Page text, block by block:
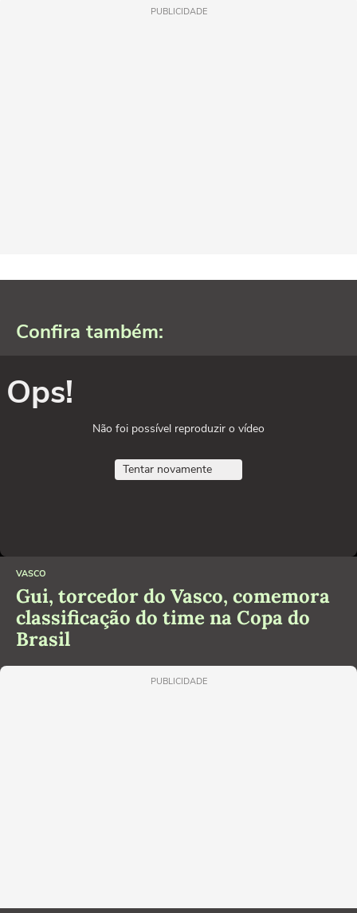
PUBLICIDADE
Confira também:
Ops!
Não foi possível reproduzir o vídeo
Tentar novamente
VASCO
Gui, torcedor do Vasco, comemora
classificação do time na Copa do
Brasil
PUBLICIDADE